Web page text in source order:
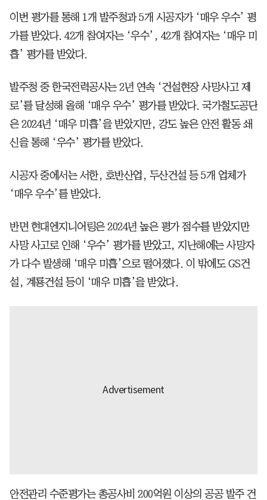
이번 평가를 통해 1개 발주청과 5개 시공자가 ‘매우 우수’ 평
가를 받았다. 42개 참여자는 ‘우수’, 42개 참여자는 ‘매우 미
흡’ 평가를 받았다.
발주청 중 한국전력공사는 2년 연속 ‘건설현장 사망사고 제
로’를 달성해 올해 ‘매우 우수’ 평가를 받았다. 국가철도공단
은 2024년 ‘매우 미흡’을 받았지만, 강도 높은 안전 활동 쇄
신을 통해 ‘우수’ 평가를 받았다.
시공자 중에서는 서한, 호반산업, 두산건설 등 5개 업체가
‘매우 우수’를 받았다.
반면 현대엔지니어링은 2024년 높은 평가 점수를 받았지만
사망 사고로 인해 ‘우수’ 평가를 받았고, 지난해에는 사망자
가 다수 발생해 ‘매우 미흡’으로 떨어졌다. 이 밖에도 GS건
설, 계룡건설 등이 ‘매우 미흡’을 받았다.
안전관리 수준평가는 총공사비 200억원 이상의 공공 발주 건